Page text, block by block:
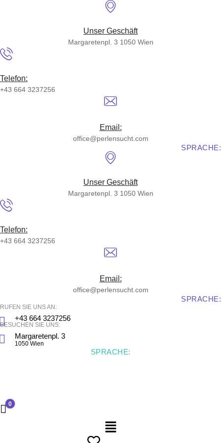
Unser Geschäft
Margaretenpl. 3 1050 Wien
Telefon:
+43 664 3237256
Email:
office@perlensucht.com
SPRACHE:
Unser Geschäft
Margaretenpl. 3 1050 Wien
Telefon:
+43 664 3237256
Email:
office@perlensucht.com
SPRACHE:
RUFEN SIE UNS AN:
+43 664 3237256
BESUCHEN SIE UNS:
Margaretenpl. 3
1050 Wien
SPRACHE:
0,00 €
0
Menü